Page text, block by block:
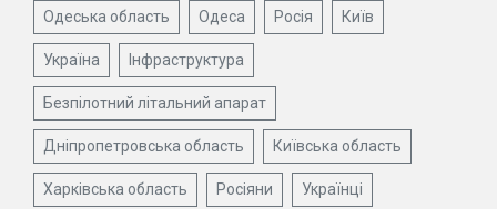
Одеська область Одеса Росія Київ
Україна Інфраструктура
Безпілотний літальний апарат
Дніпропетровська область Київська область
Харківська область Росіяни Українці